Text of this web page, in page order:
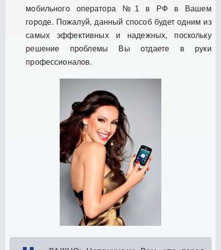
мобильного оператора №1 в РФ в Вашем
городе. Пожалуй, данный способ будет одним из
самых эффективных и надежных, поскольку
решение проблемы Вы отдаете в руки
профессионалов.